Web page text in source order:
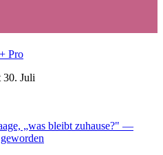
Pro
30. Juli
„was bleibt zuhause?" —